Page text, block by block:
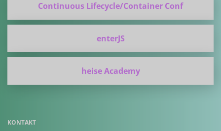
Continuous Lifecycle/Container Conf
enterJS
heise Academy
KONTAKT